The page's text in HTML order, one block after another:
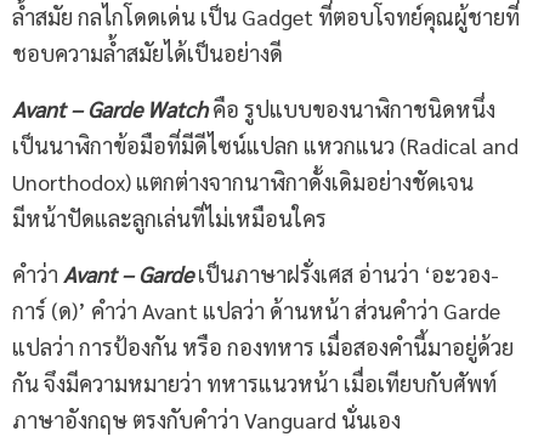
ล้ำสมัย กลไกโดดเด่น เป็น Gadget ที่ตอบโจทย์คุณผู้ชายที่
ชอบความล้ำสมัยได้เป็นอย่างดี
Avant – Garde Watchคือ รูปแบบของนาฬิกาชนิดหนึ่ง
เป็นนาฬิกาข้อมือที่มีดีไซน์แปลก แหวกแนว (Radical and
Unorthodox) แตกต่างจากนาฬิกาดั้งเดิมอย่างชัดเจน
มีหน้าปัดและลูกเล่นที่ไม่เหมือนใคร
คำว่า Avant – Gardeเป็นภาษาฝรั่งเศส อ่านว่า ‘อะวอง-
การ์ (ด)’ คำว่า Avant แปลว่า ด้านหน้า ส่วนคำว่า Garde
แปลว่า การป้องกัน หรือ กองทหาร เมื่อสองคำนี้มาอยู่ด้วย
กัน จึงมีความหมายว่า ทหารแนวหน้า เมื่อเทียบกับศัพท์
ภาษาอังกฤษ ตรงกับคำว่า Vanguard นั่นเอง